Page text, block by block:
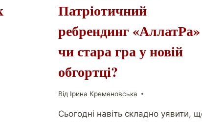
Патріотичний
ребрендинг «АллатРа»
чи стара гра у новій
обгортці?
Від Ірина Кременовська
Сьогодні навіть складно уявити,